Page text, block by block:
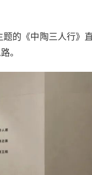
题的《中陶三人行》
。